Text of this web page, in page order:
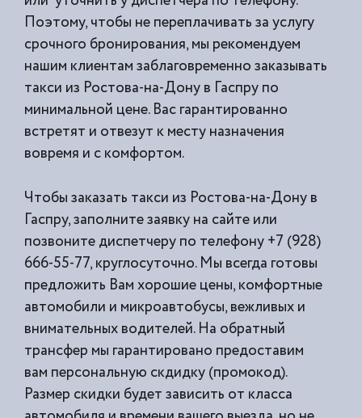
Поэтому, чтобы не переплачивать за услугу
срочного бронирования, мы рекомендуем
нашим клиентам заблаговременно заказывать
такси из Ростова-на-Дону в Гаспру по
минимальной цене. Вас гарантированно
встретят и отвезут к месту назначения
вовремя и с комфортом.
Чтобы заказать такси из Ростова-на-Дону в
Гаспру, заполните заявку на сайте или
позвоните диспетчеру по телефону +7 (928)
666-55-77, круглосуточно. Мы всегда готовы
предложить Вам хорошие цены, комфортные
автомобили и микроавтобусы, вежливых и
внимательных водителей. На обратный
трансфер мы гарантировано предоставим
вам персональную скдидку (промокод).
Размер скидки будет зависить от класса